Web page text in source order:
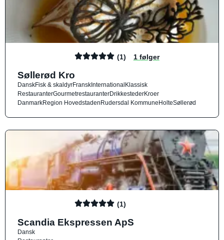
(1) 1 følger
Søllerød Kro
DanskFisk & skaldyrFranskInternationalKlassisk
RestauranterGourmetrestauranterDrikkestederKroer
DanmarkRegion HovedstadenRudersdal KommuneHolteSøllerød
(1)
Scandia Ekspressen ApS
Dansk